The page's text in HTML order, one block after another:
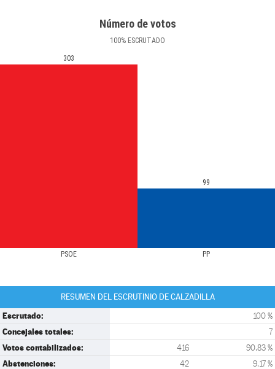
Número de votos
100% ESCRUTADO
PSOE PP
303
99
RESUMEN DEL ESCRUTINIO DE CALZADILLA
Escrutado: 100 %
Concejales totales: 7
Votos contabilizados: 416 90,83 %
Abstenciones: 42 9,17 %